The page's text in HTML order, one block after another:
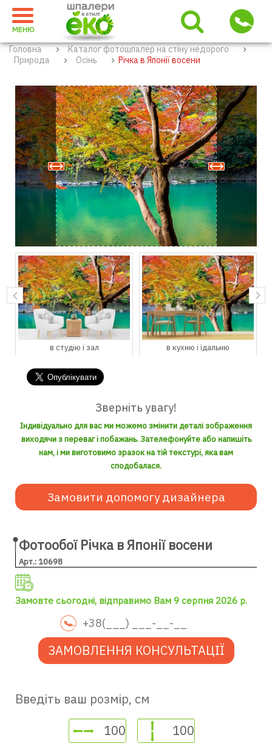
МЕНЮ
Головна
Каталог фотошпалер на стіну недорого
Природа
Осінь Річка в Японії восени
в студію і зал в кухню і їдальню
Зверніть увагу!
Індивідуально для вас ми можемо змінити деталі зображення
виходячи з переваг і побажань. Зателефонуйте або напишіть
нам, і ми виготовимо зразок на тій текстурі, яка вам
сподобалася.
Замовити допомогу дизайнера
Фотообої Річка в Японії восени
Арт.: 10698
Замовте сьогодні, відправимо Вам 9 серпня 2026 р.
ЗАМОВЛЕННЯ КОНСУЛЬТАЦІЇ
Введіть ваш розмір, см